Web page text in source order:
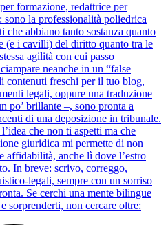
formazione, redattrice per
sono la professionalità poliedrica
che abbiano tanto sostanza quanto
(e i cavilli) del diritto quanto tra le
agilità con cui passo
neanche in un “false
contenuti freschi per il tuo blog,
legali, oppure una traduzione
po’ brillante –, sono pronta a
di una deposizione in tribunale.
che non ti aspetti ma che
giuridica mi permette di non
affidabilità, anche lì dove l’estro
In breve: scrivo, correggo,
legali, sempre con un sorriso
Se cerchi una mente bilingue
sorprenderti, non cercare oltre: